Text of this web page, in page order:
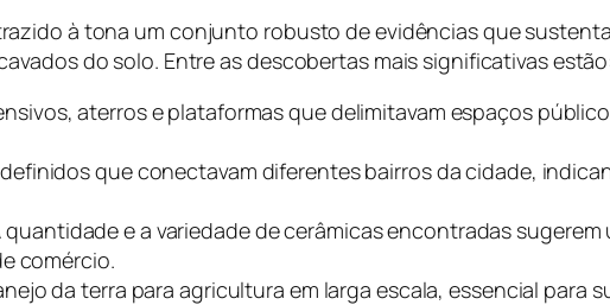
à tona um conjunto robusto de evidências que
do solo. Entre as descobertas mais significativas
aterros e plataformas que delimitavam espaços
que conectavam diferentes bairros da cidade,
quantidade e a variedade de cerâmicas encontradas
comércio.
da terra para agricultura em larga escala, essencial para